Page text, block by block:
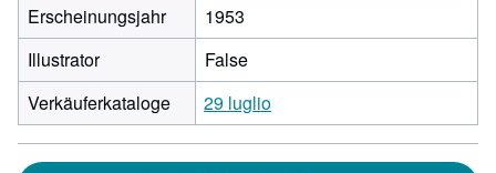
Erscheinungsjahr
1953
Illustrator
False
Verkäuferkataloge
29 luglio